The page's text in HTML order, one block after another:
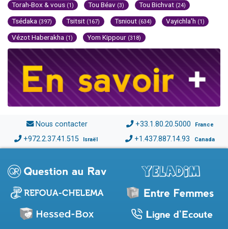
Torah-Box & vous (1) Tou Béav (3) Tou Bichvat (24)
Tsédaka (397) Tsitsit (167) Tsniout (634) Vayichla'h (1)
Vézot Haberakha (1) Yom Kippour (318)
Nous contacter +33.1.80.20.5000 France
+972.2.37.41.515 Israël +1.437.887.14.93 Canada